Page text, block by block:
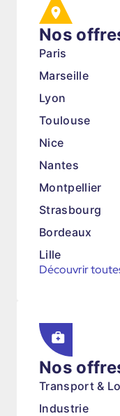
Nos
Paris
Marseille
Lyon
Toulouse
Nice
Nantes
Montpellier
Strasbourg
Bordeaux
Lille
Découvrir
Nos
Transport &
Industrie